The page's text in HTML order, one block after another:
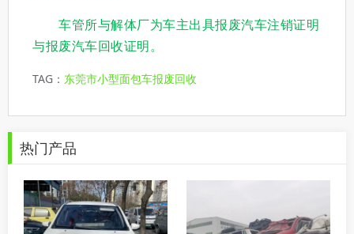
车管所与解体厂为车主出具报废汽车注销证明
与报废汽车回收证明。
TAG： 东莞市小型面包车报废回收
热门产品